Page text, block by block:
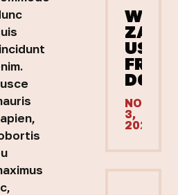
WHY
USES
3,
2025